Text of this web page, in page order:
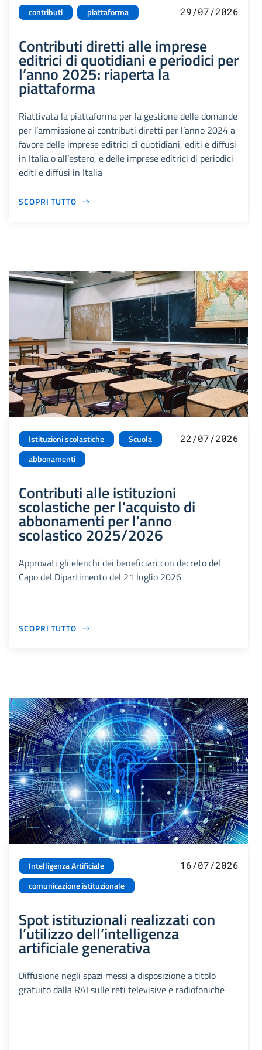
contributi piattaforma 29/07/2026
Contributi diretti alle imprese
editrici di quotidiani e periodici per
l’anno 2025: riaperta la
piattaforma
Riattivata la piattaforma per la gestione delle domande
per l’ammissione ai contributi diretti per l’anno 2024 a
favore delle imprese editrici di quotidiani, editi e diffusi
in Italia o all’estero, e delle imprese editrici di periodici
editi e diffusi in Italia
SCOPRI TUTTO
Istituzioni scolastiche
Scuola
abbonamenti
22/07/2026
Contributi alle istituzioni
scolastiche per l’acquisto di
abbonamenti per l’anno
scolastico 2025/2026
Approvati gli elenchi dei beneficiari con decreto del
Capo del Dipartimento del 21 luglio 2026
SCOPRI TUTTO
Intelligenza Artificiale
comunicazione istituzionale
16/07/2026
Spot istituzionali realizzati con
l’utilizzo dell’intelligenza
artificiale generativa
Diffusione negli spazi messi a disposizione a titolo
gratuito dalla RAI sulle reti televisive e radiofoniche